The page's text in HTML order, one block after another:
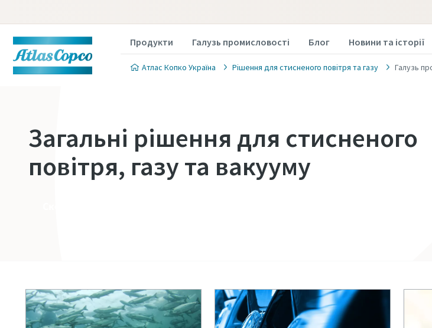
Продукти Галузь промисловості Блог Новини та історії
Атлас Копко Україна Рішення для стисненого повітря та газу Галузь
Загальні рішення для стисненого
повітря, газу та вакууму